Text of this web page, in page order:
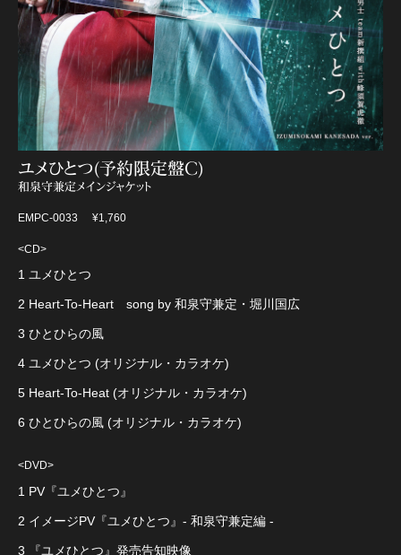
ユメひとつ(予約限定盤C)
和泉守兼定メインジャケット
EMPC-0033 ¥1,760
<CD>
1 ユメひとつ
2 Heart-To-Heart song by 和泉守兼定・堀川国広
3 ひとひらの風
4 ユメひとつ (オリジナル・カラオケ)
5 Heart-To-Heat (オリジナル・カラオケ)
6 ひとひらの風 (オリジナル・カラオケ)
<DVD>
1 PV『ユメひとつ』
2 イメージPV『ユメひとつ』- 和泉守兼定編 -
3 『ユメひとつ』発売告知映像